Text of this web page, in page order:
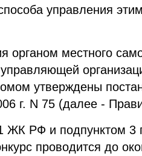
управления
органом местного
управляющей
утверждены
г. N 75 (далее -
ЖК РФ и подпунктом 3
проводится до